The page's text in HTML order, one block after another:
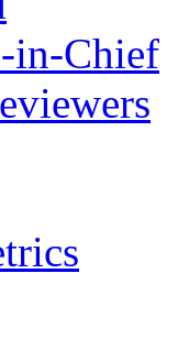
in-Chief